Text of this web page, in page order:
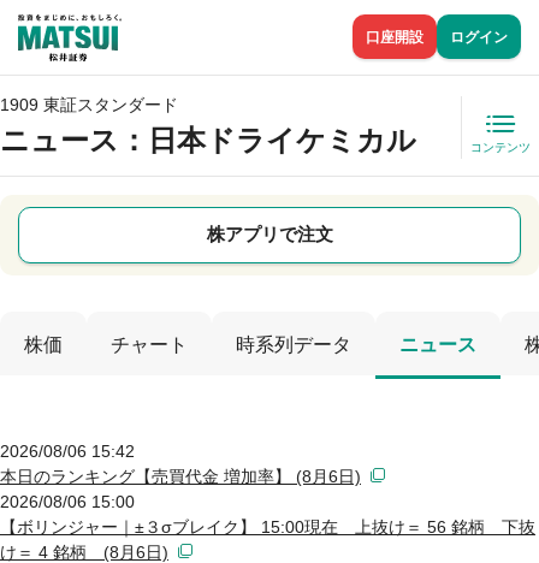
口座開設 ログイン
1909 東証スタンダード
ニュース ：日本ドライケミカル コンテンツ
株アプリで注文
株価 チャート 時系列データ ニュース
2026/08/06 15:42
本日のランキング【売買代金 増加率】 (8月6日)
2026/08/06 15:00
【ボリンジャー｜±３σブレイク】 15:00現在 上抜け＝ 56 銘柄 下抜
け＝ 4 銘柄 (8月6日)